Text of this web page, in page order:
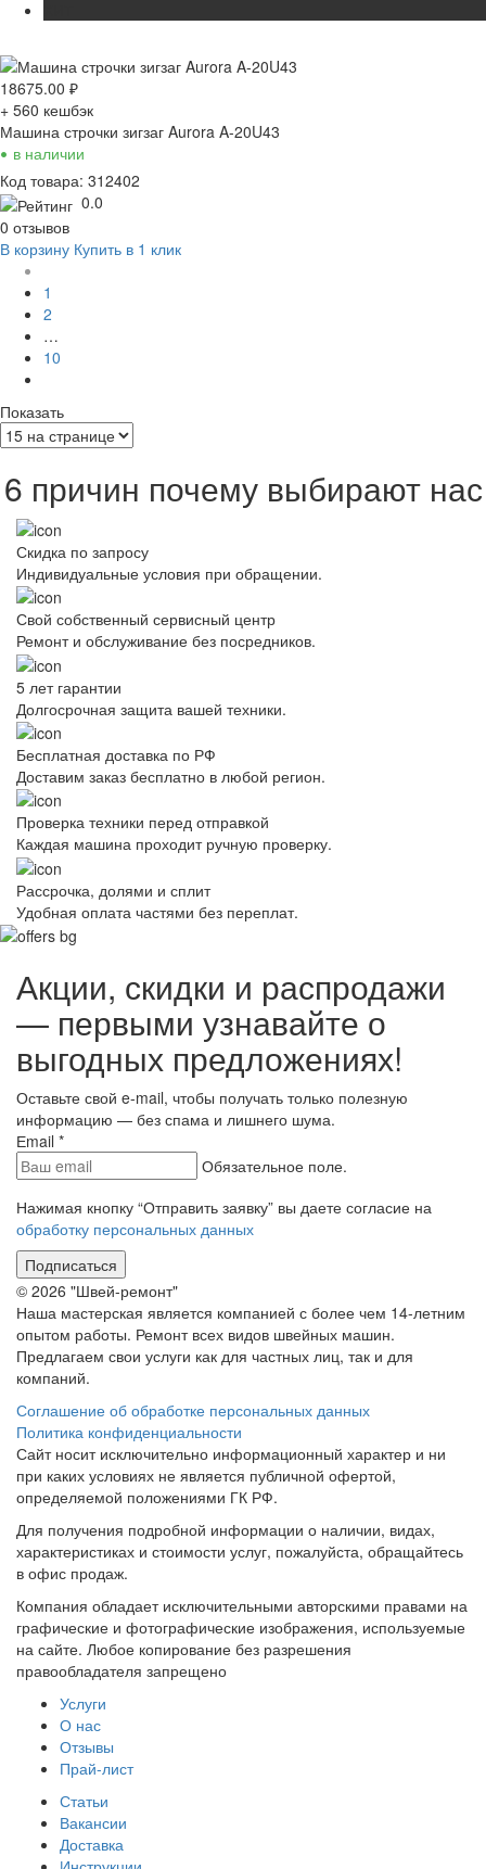
18675.00 ₽
+ 560 кешбэк
Машина строчки зигзаг Aurora A-20U43
• в наличии
Код товара: 312402
0.0
0 отзывов
В корзину Купить в 1 клик
1
2
…
10
Показать
6 причин почему выбирают нас
Скидка по запросу
Индивидуальные условия при обращении.
Свой собственный сервисный центр
Ремонт и обслуживание без посредников.
5 лет гарантии
Долгосрочная защита вашей техники.
Бесплатная доставка по РФ
Доставим заказ бесплатно в любой регион.
Проверка техники перед отправкой
Каждая машина проходит ручную проверку.
Рассрочка, долями и сплит
Удобная оплата частями без переплат.
Акции, скидки и распродажи
— первыми узнавайте о
выгодных предложениях!
Оставьте свой e-mail, чтобы получать только полезную
информацию — без спама и лишнего шума.
Еmail *
Обязательное поле.
Нажимая кнопку “Отправить заявку” вы даете согласие на
обработку персональных данных
Подписаться
© 2026 "Швей-ремонт"
Наша мастерская является компанией с более чем 14-летним
опытом работы. Ремонт всех видов швейных машин.
Предлагаем свои услуги как для частных лиц, так и для
компаний.
Соглашение об обработке персональных данных
Политика конфиденциальности
Сайт носит исключительно информационный характер и ни
при каких условиях не является публичной офертой,
определяемой положениями ГК РФ.
Для получения подробной информации о наличии, видах,
характеристиках и стоимости услуг, пожалуйста, обращайтесь
в офис продаж.
Компания обладает исключительными авторскими правами на
графические и фотографические изображения, используемые
на сайте. Любое копирование без разрешения
правообладателя запрещено
Услуги
О нас
Отзывы
Прай-лист
Статьи
Вакансии
Доставка